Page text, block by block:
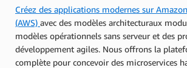
Créez des applications modernes sur
(AWS) avec des modèles architecturaux
modèles opérationnels sans serveur et des
développement agiles. Nous offrons la
complète pour concevoir des microservices